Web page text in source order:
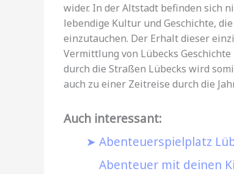
wider. In der Altstadt befinden sich
lebendige Kultur und Geschichte,
einzutauchen. Der Erhalt dieser
Vermittlung von Lübecks
durch die Straßen Lübecks wird
auch zu einer Zeitreise durch die
Auch interessant:
Abenteuerspielplatz
Abenteuer mit deinen